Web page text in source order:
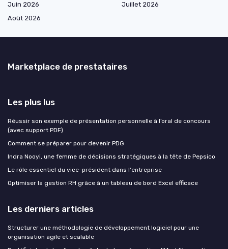
Juin 2026
Juillet 2026
Août 2026
Marketplace de prestataires
Les plus lus
Réussir son exemple de présentation personnelle à l’oral de concours
(avec support PDF)
Comment se préparer pour devenir PDG
Indra Nooyi, une femme de décisions stratégiques à la tête de Pepsico
Le rôle essentiel du vice-président dans l'entreprise
Optimiser la gestion RH grâce à un tableau de bord Excel efficace
Les derniers articles
Structurer une méthodologie de développement logiciel pour une
organisation agile et scalable